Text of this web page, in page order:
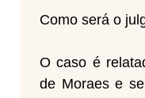
Como será o
O caso é
de Moraes e